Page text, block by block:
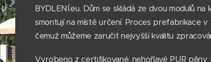
BYDLENÍ.eu. Dům se skládá ze dvou modulů na
smontují na místě určení. Proces prefabrikace v
čemuž můžeme zaručit nejvyšší kvalitu
Vyrobeno z certifikované, nehořlavé PUR pěny